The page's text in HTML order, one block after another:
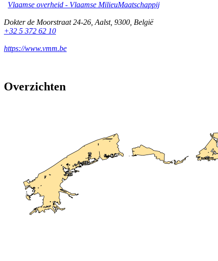
Vlaamse overheid - Vlaamse MilieuMaatschappij
Dokter de Moorstraat 24-26 Aalst, 9300 België
+32 5 372 62 10
https://www.vmm.be
Overzichten